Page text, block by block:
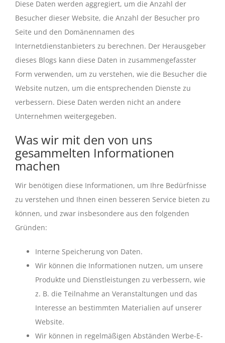
Diese Daten werden aggregiert, um die Anzahl der
Besucher dieser Website, die Anzahl der Besucher pro
Seite und den Domänennamen des
Internetdienstanbieters zu berechnen. Der Herausgeber
dieses Blogs kann diese Daten in zusammengefasster
Form verwenden, um zu verstehen, wie die Besucher die
Website nutzen, um die entsprechenden Dienste zu
verbessern. Diese Daten werden nicht an andere
Unternehmen weitergegeben.
Was wir mit den von uns
gesammelten Informationen
machen
Wir benötigen diese Informationen, um Ihre Bedürfnisse
zu verstehen und Ihnen einen besseren Service bieten zu
können, und zwar insbesondere aus den folgenden
Gründen:
Interne Speicherung von Daten.
Wir können die Informationen nutzen, um unsere
Produkte und Dienstleistungen zu verbessern, wie
z. B. die Teilnahme an Veranstaltungen und das
Interesse an bestimmten Materialien auf unserer
Website.
Wir können in regelmäßigen Abständen Werbe-E-